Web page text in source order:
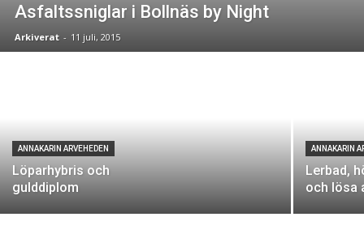
Asfaltssniglar i Bollnäs by Night
Arkiverat - 11 juli, 2015
ANNAKARIN ARVEHEDEN
Löparhybris och
gulddiplom
ANNAKARIN
Lerbad,
och lösa